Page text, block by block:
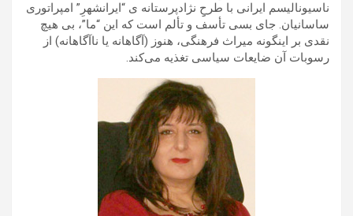
ناسیونالیسم ایرانی با طرحِِ نژادپرستانه ی “ایرانشهرِ” امپراتوری
ساسانیان. جای بسی تأسف و تألم است که این “ما”، بی هیچ
نقدی بر اینگونه میراث فرهنگی، هنوز (آگاهانه یا ناآگاهانه) از
رسوبات آن ضایعات سیاسی تغذیه می‌کند.